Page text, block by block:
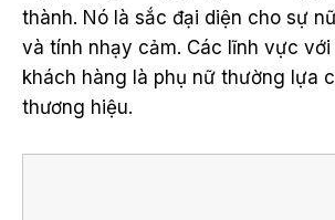
thành. Nó là sắc đại diện cho sự
và tính nhạy cảm. Các lĩnh vực
khách hàng là phụ nữ thường lựa
thương hiệu.